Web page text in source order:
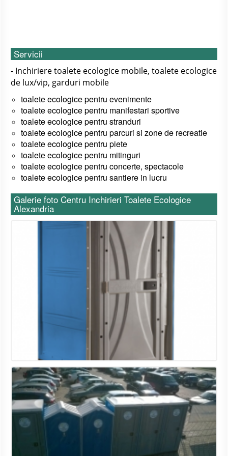
Servicii
- Inchiriere toalete ecologice mobile, toalete ecologice
de lux/vip, garduri mobile
toalete ecologice pentru evenimente
toalete ecologice pentru manifestari sportive
toalete ecologice pentru stranduri
toalete ecologice pentru parcuri si zone de recreatie
toalete ecologice pentru piete
toalete ecologice pentru mitinguri
toalete ecologice pentru concerte, spectacole
toalete ecologice pentru santiere in lucru
Galerie foto Centru Inchirieri Toalete Ecologice
Alexandria